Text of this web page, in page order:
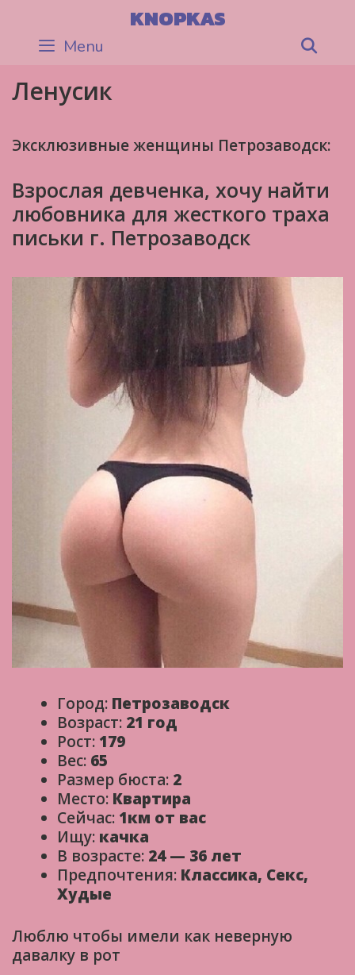
content
KNOPKAS
Menu
Ленусик
Эксклюзивные женщины Петрозаводск:
Взрослая девченка, хочу найти
любовника для жесткого траха
письки г. Петрозаводск
Город: Петрозаводск
Возраст: 21 год
Рост: 179
Вес: 65
Размер бюста: 2
Место: Квартира
Сейчас: 1км от вас
Ищу: качка
В возрасте: 24 — 36 лет
Предпочтения: Классика, Секс,
Худые
Люблю чтобы имели как неверную
давалку в рот